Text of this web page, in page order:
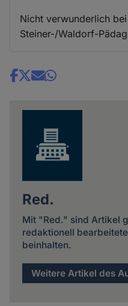
Nicht verwunderlich
Steiner-/Waldorf-
Share
Red.
Mit "Red." sind Artikel
redaktionell
beinhalten.
Weitere Artikel des